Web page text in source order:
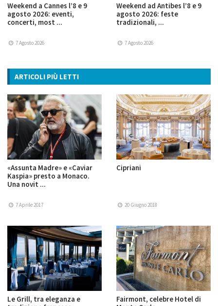
Weekend a Cannes l’8 e 9
agosto 2026: eventi,
concerti, most ...
7 Agosto 2026
Weekend ad Antibes l’8 e 9
agosto 2026: feste
tradizionali, ...
7 Agosto 2026
ARTICOLI PIÙ LETTI
«Assunta Madre» e «Caviar
Kaspia» presto a Monaco.
Una novit ...
7 Aprile 2017
Cipriani
20 Giugno 2018
Le Grill, tra eleganza e
Fairmont, celebre Hotel di